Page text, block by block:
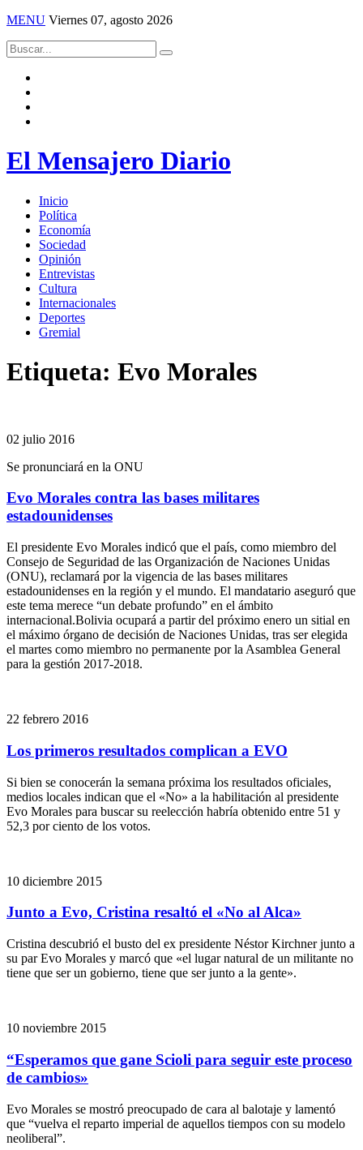
MENU Viernes 07, agosto 2026
El Mensajero Diario
Inicio
Política
Economía
Sociedad
Opinión
Entrevistas
Cultura
Internacionales
Deportes
Gremial
Etiqueta: Evo Morales
02 julio 2016
Se pronunciará en la ONU
Evo Morales contra las bases militares
estadounidenses
El presidente Evo Morales indicó que el país, como miembro del
Consejo de Seguridad de las Organización de Naciones Unidas
(ONU), reclamará por la vigencia de las bases militares
estadounidenses en la región y el mundo. El mandatario aseguró que
este tema merece “un debate profundo” en el ámbito
internacional.Bolivia ocupará a partir del próximo enero un sitial en
el máximo órgano de decisión de Naciones Unidas, tras ser elegida
el martes como miembro no permanente por la Asamblea General
para la gestión 2017-2018.
22 febrero 2016
Los primeros resultados complican a EVO
Si bien se conocerán la semana próxima los resultados oficiales,
medios locales indican que el «No» a la habilitación al presidente
Evo Morales para buscar su reelección habría obtenido entre 51 y
52,3 por ciento de los votos.
10 diciembre 2015
Junto a Evo, Cristina resaltó el «No al Alca»
Cristina descubrió el busto del ex presidente Néstor Kirchner junto a
su par Evo Morales y marcó que «el lugar natural de un militante no
tiene que ser un gobierno, tiene que ser junto a la gente».
10 noviembre 2015
“Esperamos que gane Scioli para seguir este proceso
de cambios»
Evo Morales se mostró preocupado de cara al balotaje y lamentó
que “vuelva el reparto imperial de aquellos tiempos con su modelo
neoliberal”.